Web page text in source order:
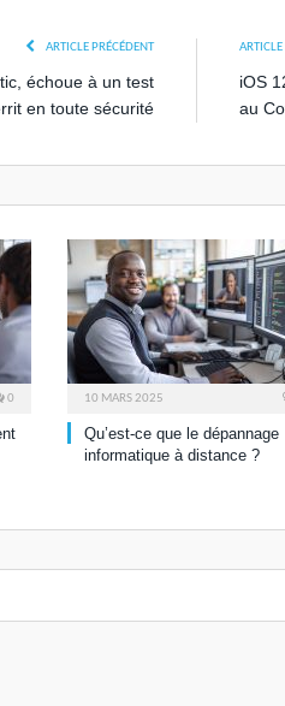
ARTICLE PRÉCÉDENT
échoue à un test
en toute sécurité
ARTICLE
iOS
au
0 10 MARS 2025
Qu’est-ce que le dépannage
informatique à distance ?